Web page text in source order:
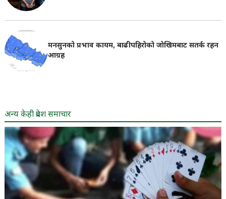
मनसुनको प्रभाव कायम, बाढीपहिरोको जोखिमबाट सतर्क रहन
आग्रह
अन्य केही प्रदेश समाचार